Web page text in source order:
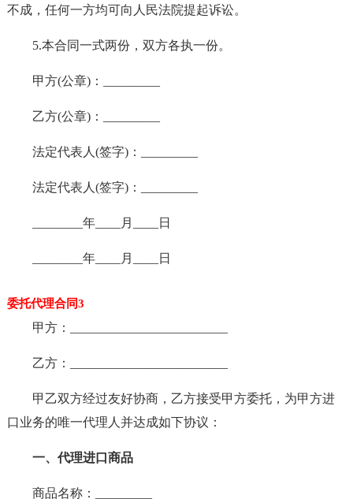
不成，任何一方均可向人民法院提起诉讼。
5.本合同一式两份，双方各执一份。
甲方(公章)：_________
乙方(公章)：_________
法定代表人(签字)：_________
法定代表人(签字)：_________
________年____月____日
________年____月____日
委托代理合同3
甲方：_________________________
乙方：_________________________
甲乙双方经过友好协商，乙方接受甲方委托，为甲方进
口业务的唯一代理人并达成如下协议：
一、代理进口商品
商品名称：_________